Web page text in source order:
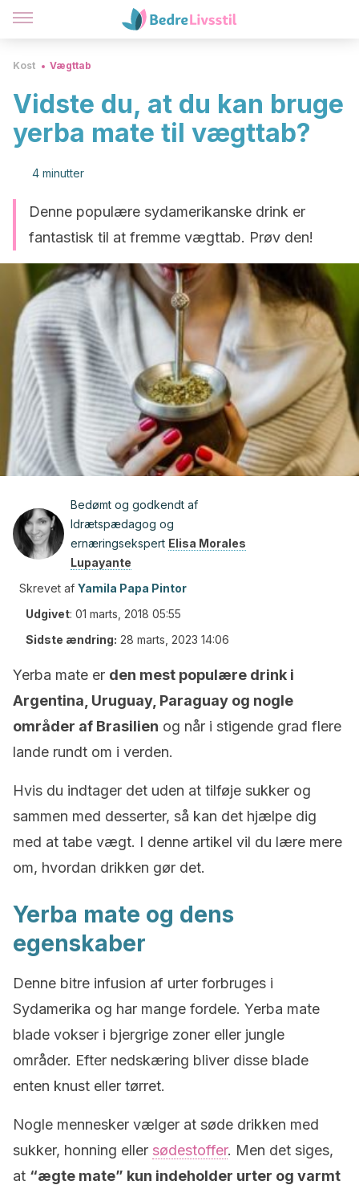
Kost Vægttab
Vidste du, at du kan bruge
yerba mate til vægttab?
4 minutter
Denne populære sydamerikanske drink er
fantastisk til at fremme vægttab. Prøv den!
Bedømt og godkendt af
Idrætspædagog og
ernæringsekspert Elisa Morales
Lupayante
Skrevet af Yamila Papa Pintor
Udgivet: 01 marts, 2018 05:55
Sidste ændring: 28 marts, 2023 14:06
Yerba mate er den mest populære drink i
Argentina, Uruguay, Paraguay og nogle
områder af Brasilien og når i stigende grad flere
lande rundt om i verden.
Hvis du indtager det uden at tilføje sukker og
sammen med desserter, så kan det hjælpe dig
med at tabe vægt. I denne artikel vil du lære mere
om, hvordan drikken gør det.
Yerba mate og dens
egenskaber
Denne bitre infusion af urter forbruges i
Sydamerika og har mange fordele. Yerba mate
blade vokser i bjergrige zoner eller jungle
områder. Efter nedskæring bliver disse blade
enten knust eller tørret.
Nogle mennesker vælger at søde drikken med
sukker, honning eller sødestoffer. Men det siges,
at “ægte mate” kun indeholder urter og varmt